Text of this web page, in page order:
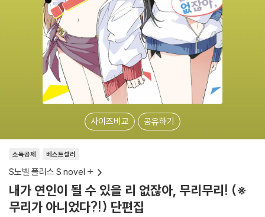
사이즈비교 공유하기
소득공제 베스트셀러
S노벨 플러스 S novel +
내가 연인이 될 수 있을 리 없잖아, 무리무리! (※
무리가 아니었다?!) 단편집